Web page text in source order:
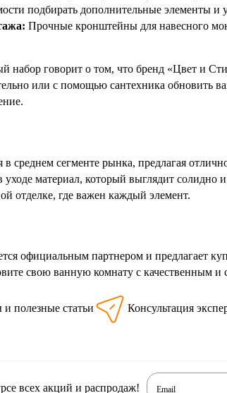
подбирать дополнительные элементы и
Прочные кронштейны для навесного
говорит о том, что бренд «Цвет и
или с помощью сантехника
среднем сегменте рынка, предлагая
материал, который выглядит солидно
отделке, где важен каждый элемент.
официальным партнером и предлагает
свою ванную комнату с качественным и
полезные статьи Консультация
всех акций и распродаж! Email